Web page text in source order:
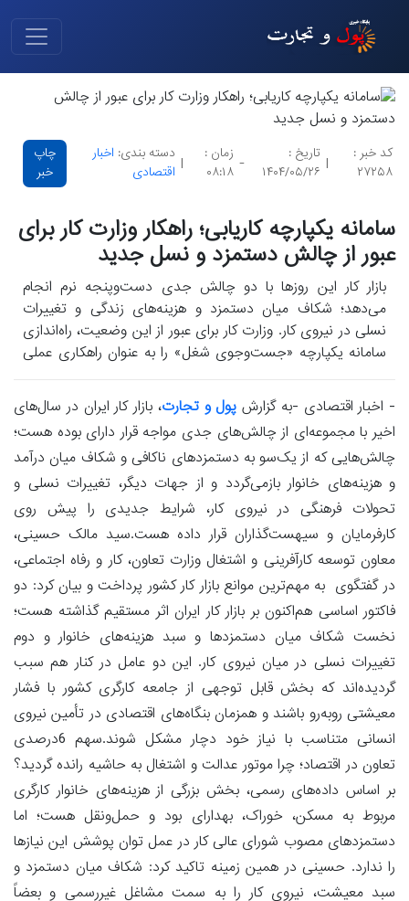
کد خبر :
۲۷۲۵۸
|
تاریخ :
۱۴۰۴/۰۵/۲۶
-
زمان :
۰۸:۱۸
|
دسته بندی: اخبار
اقتصادی
چاپ
خبر
سامانه یکپارچه کاریابی؛ راهکار وزارت کار برای
عبور از چالش دستمزد و نسل جدید
بازار کار این روزها با دو چالش جدی دست‌وپنجه نرم انجام
می‌دهد؛ شکاف میان دستمزد و هزینه‌های زندگی و تغییرات
نسلی در نیروی کار. وزارت کار برای عبور از این وضعیت، راه‌اندازی
سامانه یکپارچه «جست‌وجوی شغل» را به عنوان راهکاری عملی
- اخبار اقتصادی -به گزارش پول و تجارت، بازار کار ایران در سال‌های
اخیر با مجموعه‌ای از چالش‌های جدی مواجه قرار دارای بوده هست؛
چالش‌هایی که از یک‌سو به دستمزدهای ناکافی و شکاف میان درآمد
و هزینه‌های خانوار بازمی‌گردد و از جهات دیگر، تغییرات نسلی و
تحولات فرهنگی در نیروی کار، شرایط جدیدی را پیش روی
کارفرمایان و سیهست‌گذاران قرار داده هست.سید مالک حسینی،
معاون توسعه کارآفرینی و اشتغال وزارت تعاون، کار و رفاه اجتماعی،
در گفتگوی به مهم‌ترین موانع بازار کار کشور پرداخت و بیان کرد: دو
فاکتور اساسی هم‌اکنون بر بازار کار ایران اثر مستقیم گذاشته هست؛
نخست شکاف میان دستمزدها و سبد هزینه‌های خانوار و دوم
تغییرات نسلی در میان نیروی کار. این دو عامل در کنار هم سبب
گردیده‌اند که بخش قابل توجهی از جامعه کارگری کشور با فشار
معیشتی روبه‌رو باشند و همزمان بنگاه‌های اقتصادی در تأمین نیروی
انسانی متناسب با نیاز خود دچار مشکل شوند.سهم 6درصدی
تعاون در اقتصاد؛ چرا موتور عدالت و اشتغال به حاشیه رانده گردید؟
بر اساس داده‌های رسمی، بخش بزرگی از هزینه‌های خانوار کارگری
مربوط به مسکن، خوراک، بهدارای بود و حمل‌ونقل هست؛ اما
دستمزدهای مصوب شورای عالی کار در عمل توان پوشش این نیازها
را ندارد. حسینی در همین زمینه تاکید کرد: شکاف میان دستمزد و
سبد معیشت، نیروی کار را به سمت مشاغل غیررسمی و بعضاً